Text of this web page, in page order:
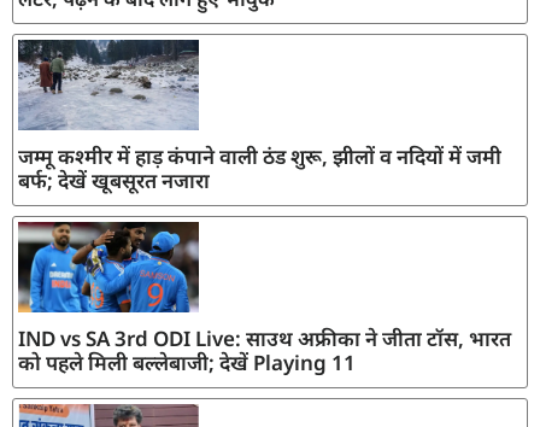
जम्मू कश्मीर में हाड़ कंपाने वाली ठंड शुरू, झीलों व नदियों में जमी
बर्फ; देखें खूबसूरत नजारा
IND vs SA 3rd ODI Live: साउथ अफ्रीका ने जीता टॉस, भारत
को पहले मिली बल्लेबाजी; देखें Playing 11